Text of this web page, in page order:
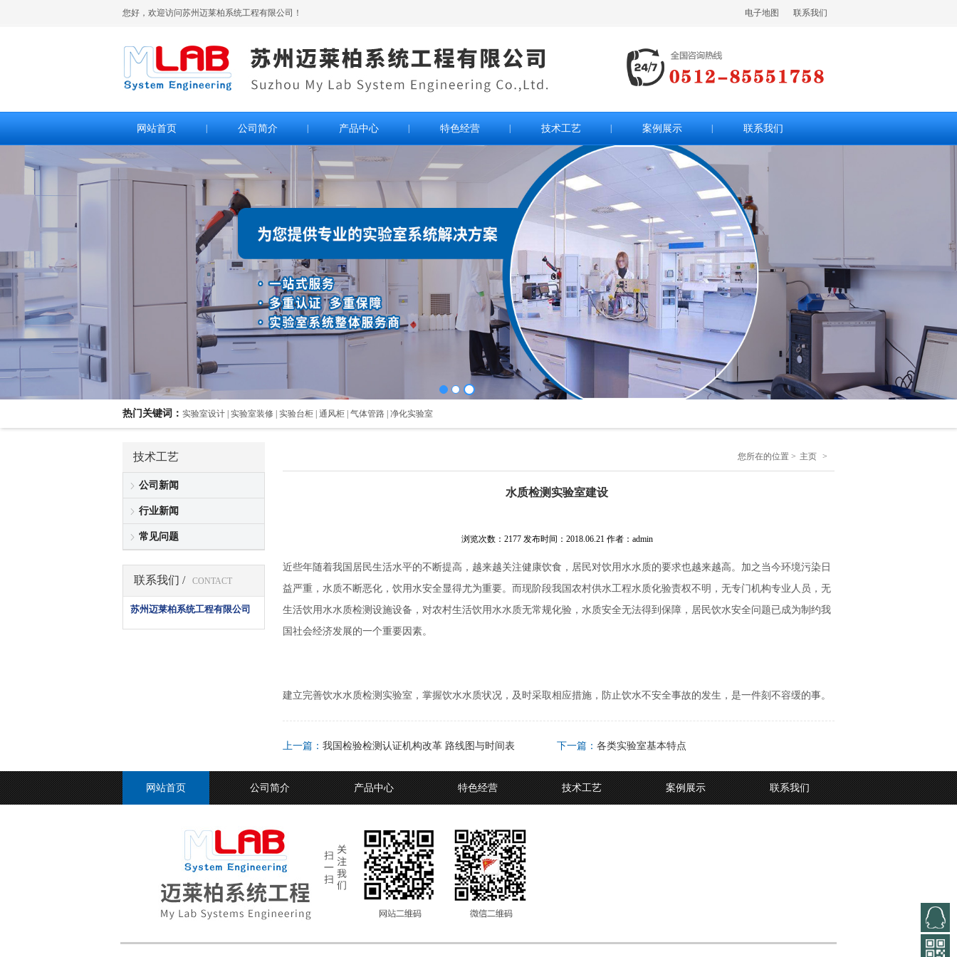
您好，欢迎访问苏州迈莱柏系统工程有限公司！ 电子地图 联系我们
网站首页 公司简介 产品中心 特色经营 技术工艺 案例展示 联系我们
热门关键词： 实验室设计 | 实验室装修 | 实验台柜 | 通风柜 | 气体管路 | 净化实验室
技术工艺
公司新闻
行业新闻
常见问题
联系我们 / CONTACT
苏州迈莱柏系统工程有限公司
您所在的位置 > 主页 >
水质检测实验室建设
浏览次数：2177 发布时间：2018.06.21 作者：admin
近些年随着我国居民生活水平的不断提高，越来越关注健康饮食，居民对饮用水水质的要求也越来越高。加之当今环境污染日
益严重，水质不断恶化，饮用水安全显得尤为重要。而现阶段我国农村供水工程水质化验责权不明，无专门机构专业人员，无
生活饮用水水质检测设施设备，对农村生活饮用水水质无常规化验，水质安全无法得到保障，居民饮水安全问题已成为制约我
国社会经济发展的一个重要因素。
建立完善饮水水质检测实验室，掌握饮水水质状况，及时采取相应措施，防止饮水不安全事故的发生，是一件刻不容缓的事。
上一篇： 我国检验检测认证机构改革 路线图与时间表 下一篇： 各类实验室基本特点
网站首页 公司简介 产品中心 特色经营 技术工艺 案例展示 联系我们